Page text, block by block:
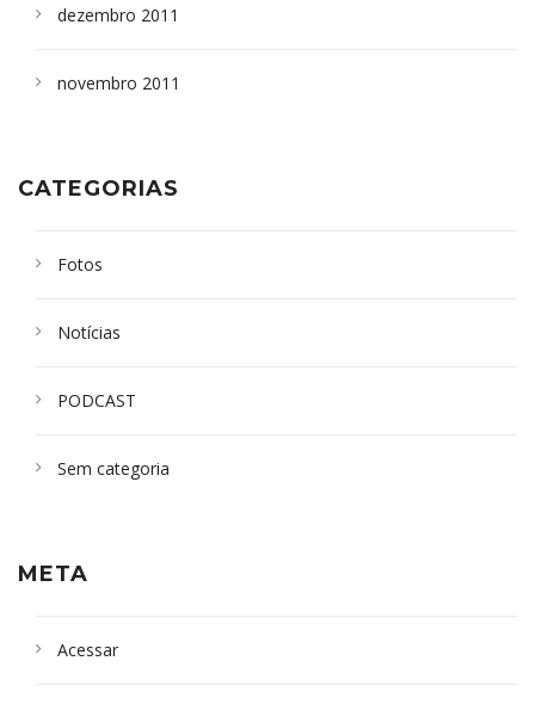
dezembro 2011
novembro 2011
CATEGORIAS
Fotos
Notícias
PODCAST
Sem categoria
META
Acessar